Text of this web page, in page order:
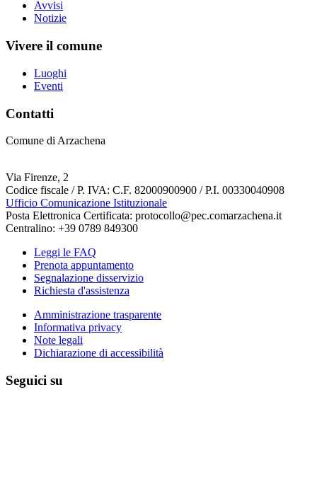
Avvisi
Notizie
Vivere il comune
Luoghi
Eventi
Contatti
Comune di Arzachena
Via Firenze, 2
Codice fiscale / P. IVA: C.F. 82000900900 / P.I. 00330040908
Ufficio Comunicazione Istituzionale
Posta Elettronica Certificata: protocollo@pec.comarzachena.it
Centralino: +39 0789 849300
Leggi le FAQ
Prenota appuntamento
Segnalazione disservizio
Richiesta d'assistenza
Amministrazione trasparente
Informativa privacy
Note legali
Dichiarazione di accessibilità
Seguici su